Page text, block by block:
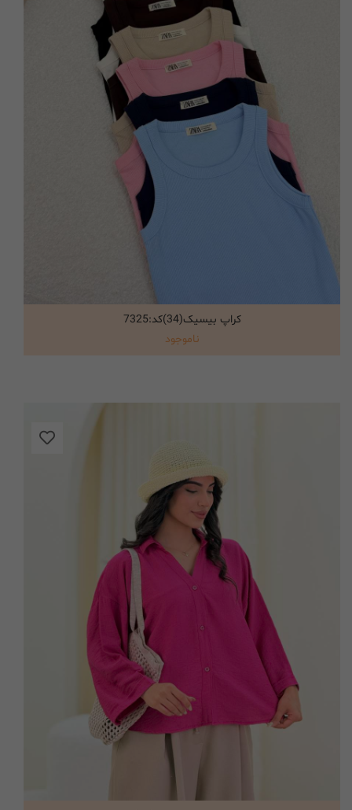
انتخاب گزینه ها
کراپ بیسیک(34)کد:7325
ناموجود